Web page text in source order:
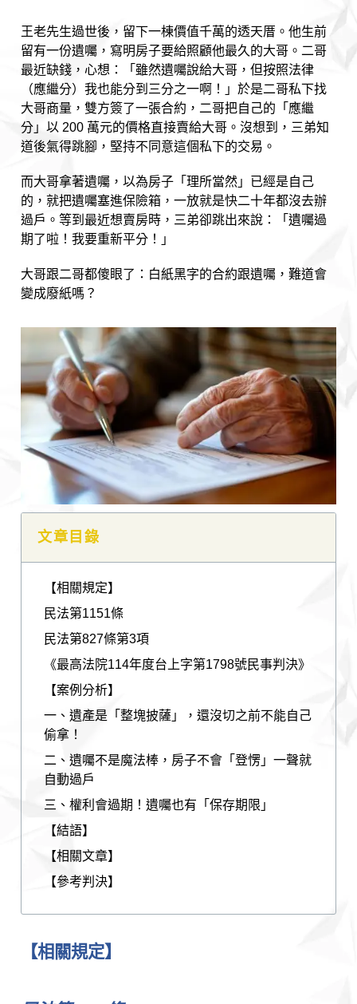
王老先生過世後，留下一棟價值千萬的透天厝。他生前
留有一份遺囑，寫明房子要給照顧他最久的大哥。二哥
最近缺錢，心想：「雖然遺囑說給大哥，但按照法律
（應繼分）我也能分到三分之一啊！」於是二哥私下找
大哥商量，雙方簽了一張合約，二哥把自己的「應繼
分」以 200 萬元的價格直接賣給大哥。沒想到，三弟知
道後氣得跳腳，堅持不同意這個私下的交易。
而大哥拿著遺囑，以為房子「理所當然」已經是自己
的，就把遺囑塞進保險箱，一放就是快二十年都沒去辦
過戶。等到最近想賣房時，三弟卻跳出來說：「遺囑過
期了啦！我要重新平分！」
大哥跟二哥都傻眼了：白紙黑字的合約跟遺囑，難道會
變成廢紙嗎？
文章目錄
【相關規定】
民法第1151條
民法第827條第3項
《最高法院114年度台上字第1798號民事判決》
【案例分析】
一、遺產是「整塊披薩」，還沒切之前不能自己
偷拿！
二、遺囑不是魔法棒，房子不會「登愣」一聲就
自動過戶
三、權利會過期！遺囑也有「保存期限」
【結語】
【相關文章】
【參考判決】
【相關規定】